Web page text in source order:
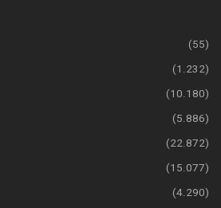
(55)
(1.232)
(10.180)
(5.886)
(22.872)
(15.077)
(4.290)